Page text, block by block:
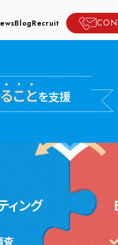
BlogRecruit
ることを支援
ィング
査